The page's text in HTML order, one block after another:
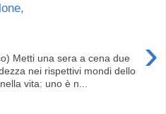
›
Metti una sera a cena due
nei rispettivi mondi dello
vita: uno è n...